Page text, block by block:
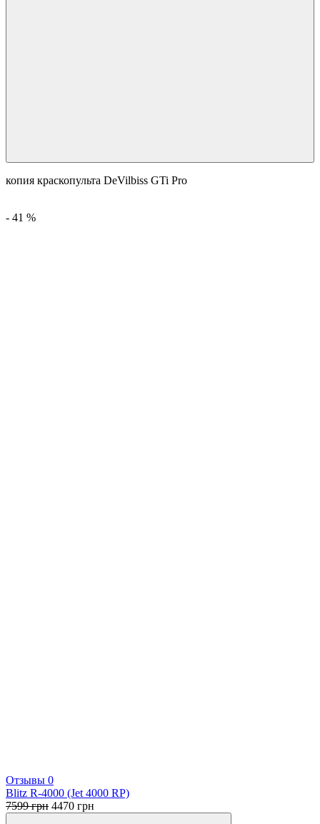
копия краскопульта DeVilbiss GTi Pro
- 41 %
Отзывы 0
Blitz R-4000 (Jet 4000 RP)
7599грн Первоначальная
4470 грн